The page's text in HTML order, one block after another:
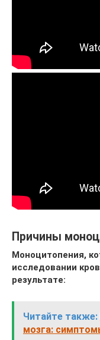
Причины
Моноцитопения,
исследовании
результате:
Читайте также:
мозга: